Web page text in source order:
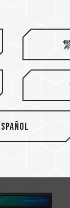
DDR5